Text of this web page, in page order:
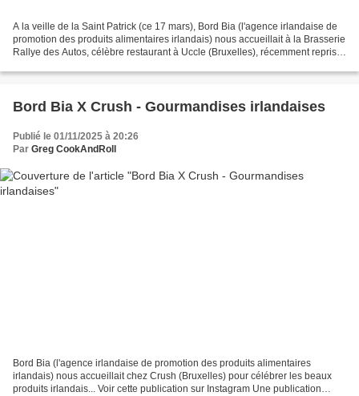
A la veille de la Saint Patrick (ce 17 mars), Bord Bia (l'agence irlandaise de
promotion des produits alimentaires irlandais) nous accueillait à la Brasserie
Rallye des Autos, célèbre restaurant à Uccle (Bruxelles), récemment repris
Bord Bia X Crush - Gourmandises irlandaises
Publié le 01/11/2025 à 20:26
Par Greg CookAndRoll
Bord Bia (l'agence irlandaise de promotion des produits alimentaires
irlandais) nous accueillait chez Crush (Bruxelles) pour célébrer les beaux
produits irlandais... Voir cette publication sur Instagram Une publication